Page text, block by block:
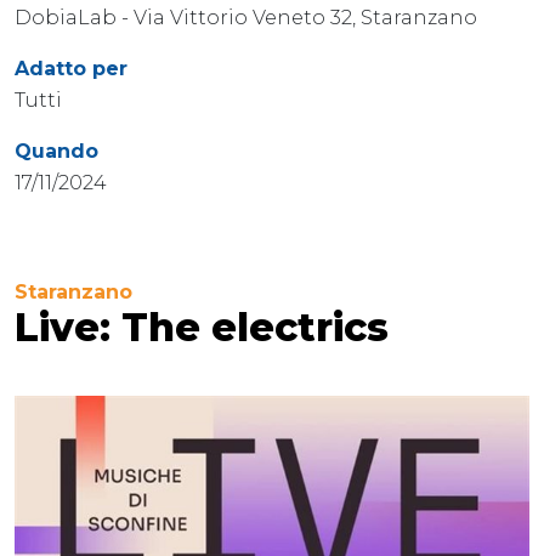
DobiaLab - Via Vittorio Veneto 32, Staranzano
Adatto per
Tutti
Quando
17/11/2024
Staranzano
Live: The electrics